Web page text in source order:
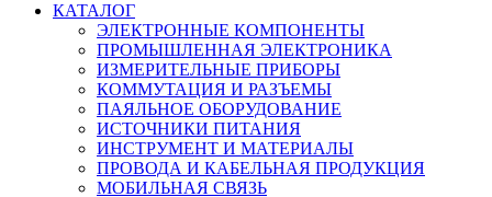
КАТАЛОГ
ЭЛЕКТРОННЫЕ КОМПОНЕНТЫ
ПРОМЫШЛЕННАЯ ЭЛЕКТРОНИКА
ИЗМЕРИТЕЛЬНЫЕ ПРИБОРЫ
КОММУТАЦИЯ И РАЗЪЕМЫ
ПАЯЛЬНОЕ ОБОРУДОВАНИЕ
ИСТОЧНИКИ ПИТАНИЯ
ИНСТРУМЕНТ И МАТЕРИАЛЫ
ПРОВОДА И КАБЕЛЬНАЯ ПРОДУКЦИЯ
МОБИЛЬНАЯ СВЯЗЬ